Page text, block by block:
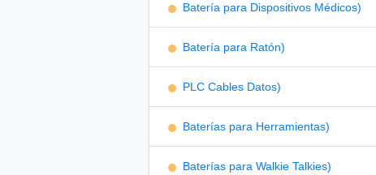
Batería para Dispositivos Médicos)
Batería para Ratón)
PLC Cables Datos)
Baterías para Herramientas)
Baterías para Walkie Talkies)